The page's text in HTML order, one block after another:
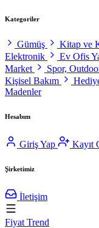
Kategoriler
Gümüş Kitap ve
Elektronik
Ev Ofis
Market
Spor,
Kişisel Bakım
Madenler
Hesabım
Giriş Yap Kayıt
Şirketimiz
İletişim
Fiyat Trend